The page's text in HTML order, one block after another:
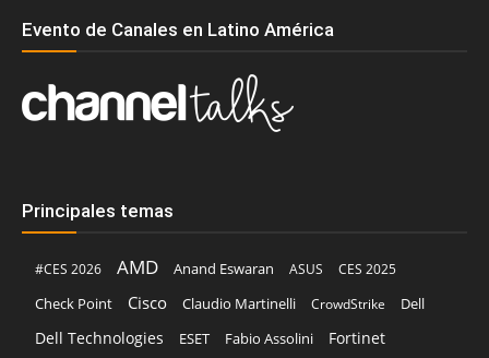
Evento de Canales en Latino América
Principales temas
#CES 2026 AMD Anand Eswaran ASUS
CES 2025
Check Point
Cisco Claudio Martinelli CrowdStrike Dell
Dell Technologies ESET Fabio Assolini Fortinet